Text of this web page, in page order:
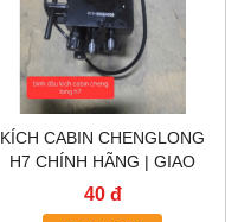
KÍCH CABIN CHENGLONG
H7 CHÍNH HÃNG | GIAO
NHANH HÀ NỘI & TP.HCM
40 đ